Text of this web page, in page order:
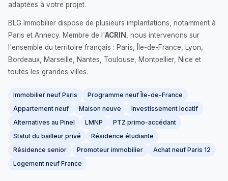
adaptées à votre projet.
BLG Immobilier dispose de plusieurs implantations, notamment à
Paris et Annecy. Membre de l'ACRIN
, nous intervenons sur
l'ensemble du territoire français : Paris, Île-de-France, Lyon,
Bordeaux, Marseille, Nantes, Toulouse, Montpellier, Nice et
toutes les grandes villes.
Immobilier neuf Paris
Programme neuf Île-de-France
Appartement neuf
Maison neuve
Investissement locatif
Alternatives au Pinel
LMNP
PTZ primo-accédant
Statut du bailleur privé
Résidence étudiante
Résidence senior
Promoteur immobilier
Achat neuf Paris 12
Logement neuf France